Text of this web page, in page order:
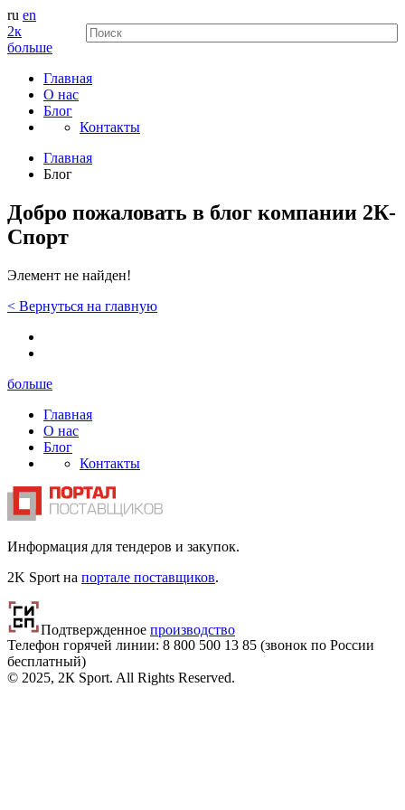
ru en
2к
больше
Главная
О нас
Блог
Контакты
Главная
Блог
Добро пожаловать в блог компании 2К-
Спорт
Элемент не найден!
< Вернуться на главную
больше
Главная
О нас
Блог
Контакты
Информация для тендеров и закупок.
2K Sport на портале поставщиков.
Подтвержденное производство
Телефон горячей линии: 8 800 500 13 85 (звонок по России
бесплатный)
© 2025, 2К Sport. All Rights Reserved.